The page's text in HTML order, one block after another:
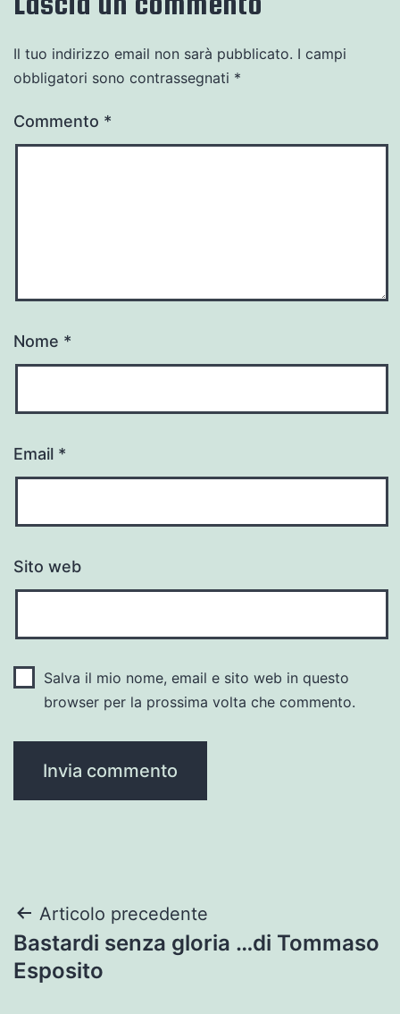
Il tuo indirizzo email non sarà pubblicato. I campi
obbligatori sono contrassegnati *
Commento *
Nome *
Email *
Sito web
Salva il mio nome, email e sito web in questo
browser per la prossima volta che commento.
Navigazione
articoli
Articolo precedente
Bastardi senza gloria …di Tommaso
Esposito